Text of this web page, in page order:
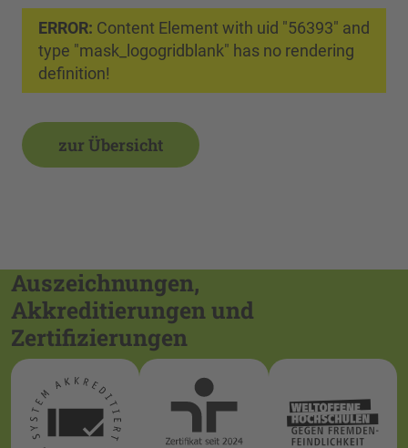
ERROR: Content Element with uid "56393" and
type "mask_logogridblank" has no rendering
definition!
zur Übersicht
Auszeichnungen,
Akkreditierungen und
Zertifizierungen